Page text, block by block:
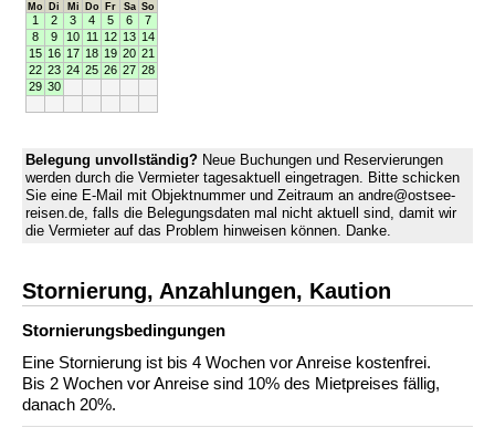
Mo Di Mi Do Fr Sa So
1 2 3 4 5 6
7
8
9 10 11 12 13 14
15 16 17 18 19 20 21
22 23 24 25 26 27 28
29 30
Belegung unvollständig? Neue Buchungen und Reservierungen
werden durch die Vermieter tagesaktuell eingetragen. Bitte schicken
Sie eine E-Mail mit Objektnummer und Zeitraum an andre@ostsee-
reisen.de, falls die Belegungsdaten mal nicht aktuell sind, damit wir
die Vermieter auf das Problem hinweisen können. Danke.
Stornierung, Anzahlungen, Kaution
Stornierungs­bedingungen
Eine Stornierung ist bis 4 Wochen vor Anreise kostenfrei.
Bis 2 Wochen vor Anreise sind 10% des Mietpreises fällig,
danach 20%.